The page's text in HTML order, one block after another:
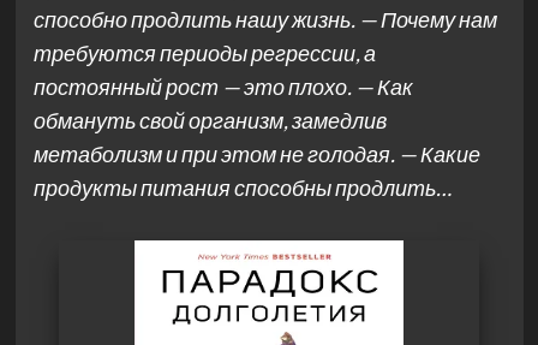
способно продлить нашу жизнь. — Почему нам
требуются периоды регрессии, а
постоянный рост — это плохо. — Как
обмануть свой организм, замедлив
метаболизм и при этом не голодая. — Какие
продукты питания способны продлить…